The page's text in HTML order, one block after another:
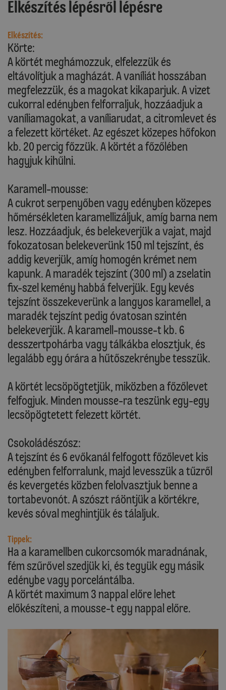
Elkészítés lépésről lépésre
Elkészítés:
Körte:
A körtét meghámozzuk, elfelezzük és
eltávolítjuk a magházát. A vaníliát hosszában
megfelezzük, és a magokat kikaparjuk. A vizet
cukorral edényben felforraljuk, hozzáadjuk a
vaníliamagokat, a vaníliarudat, a citromlevet és
a felezett körtéket. Az egészet közepes hőfokon
kb. 20 percig főzzük. A körtét a főzőlében
hagyjuk kihűlni.
Karamell-mousse:
A cukrot serpenyőben vagy edényben közepes
hőmérsékleten karamellizáljuk, amíg barna nem
lesz. Hozzáadjuk, és belekeverjük a vajat, majd
fokozatosan belekeverünk 150 ml tejszínt, és
addig keverjük, amíg homogén krémet nem
kapunk. A maradék tejszínt (300 ml) a zselatin
fix-szel kemény habbá felverjük. Egy kevés
tejszínt összekeverünk a langyos karamellel, a
maradék tejszínt pedig óvatosan szintén
belekeverjük. A karamell-mousse-t kb. 6
desszertpohárba vagy tálkákba elosztjuk, és
legalább egy órára a hűtőszekrénybe tesszük.
A körtét lecsöpögtetjük, miközben a főzőlevet
felfogjuk. Minden mousse-ra teszünk egy-egy
lecsöpögtetett felezett körtét.
Csokoládészósz:
A tejszínt és 6 evőkanál felfogott főzőlevet kis
edényben felforralunk, majd levesszük a tűzről
és kevergetés közben felolvasztjuk benne a
tortabevonót. A szószt ráöntjük a körtékre,
kevés sóval meghintjük és tálaljuk.
Tippek:
Ha a karamellben cukorcsomók maradnának,
fém szűrővel szedjük ki, és tegyük egy másik
edénybe vagy porcelántálba.
A körtét maximum 3 nappal előre lehet
előkészíteni, a mousse-t egy nappal előre.